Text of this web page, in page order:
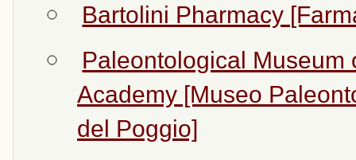
Bartolini Pharmacy
Paleontological Museum
Academy [Museo
del Poggio]